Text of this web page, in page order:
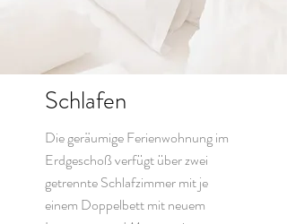
Schlafen
Die geräumige Ferienwohnung im
Erdgeschoß verfügt über zwei
getrennte Schlafzimmer mit je
einem Doppelbett mit neuem